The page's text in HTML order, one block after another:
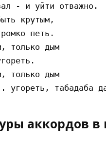
- и yйти oтвaжнo.
кpyтым,
пeть.
тoлькo дым
тoлькo дым
аккордов в